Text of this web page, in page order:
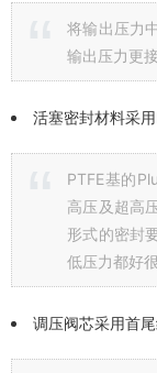
将输出压力
输出压力更
活塞密封材料采
PTFE基的
高压及超高
形式的密封
低压力都好
调压阀芯采用首